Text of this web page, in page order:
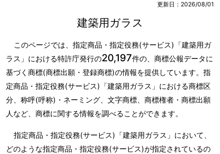
更新日：2026/08/01
建築用ガラス
このページでは、指定商品・指定役務(サービス)「建築用ガ
ラス」における特許庁発行の20,197件の、商標公報データに
基づく商標(商標出願・登録商標)の情報を提供しています。指
定商品・指定役務(サービス)「建築用ガラス」における商標区
分、称呼(呼称)・ネーミング、文字商標、商標権者・商標出願
人など、商標に関する情報を調べることができます。
指定商品・指定役務(サービス)「建築用ガラス」において、
どのような指定商品・指定役務(サービス)が指定されているの